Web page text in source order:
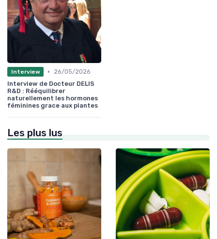
Interview •
26/05/2026
Interview de Docteur DELIS
R&D : Rééquilibrer
naturellement les hormones
féminines grace aux plantes
Les plus lus